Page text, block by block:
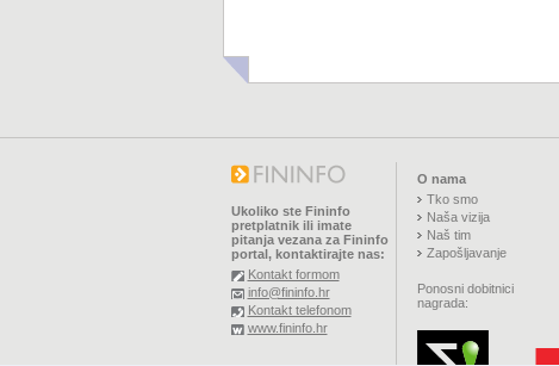
Ukoliko ste Fininfo
pretplatnik ili imate
pitanja vezana za Fininfo
portal, kontaktirajte nas:
Kontakt formom
info@fininfo.hr
Kontakt telefonom
www.fininfo.hr
O nama
Tko smo
Naša vizija
Naš tim
Zapošljavanje
Ponosni dobitnici
nagrada: